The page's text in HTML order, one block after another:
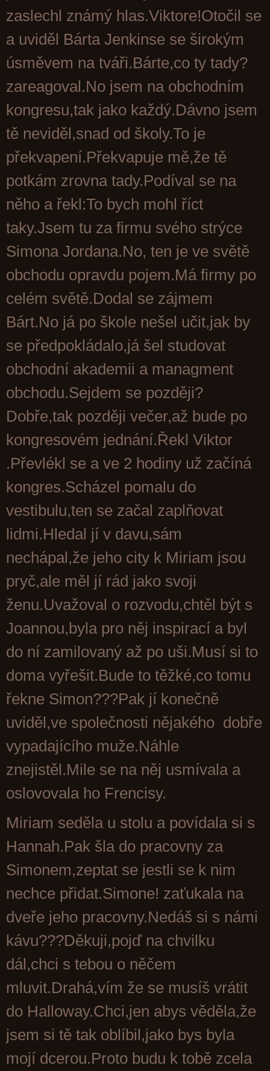
zaslechl známý hlas.Viktore!Otočil se
a uviděl Bárta Jenkinse se širokým
úsměvem na tváři.Bárte,co ty tady?
zareagoval.No jsem na obchodním
kongresu,tak jako každý.Dávno jsem
tě neviděl,snad od školy.To je
překvapení.Překvapuje mě,že tě
potkám zrovna tady.Podíval se na
něho a řekl:To bych mohl říct
taky.Jsem tu za firmu svého strýce
Simona Jordana.No, ten je ve světě
obchodu opravdu pojem.Má firmy po
celém světě.Dodal se zájmem
Bárt.No já po škole nešel učit,jak by
se předpokládalo,já šel studovat
obchodní akademii a managment
obchodu.Sejdem se později?
Dobře,tak později večer,až bude po
kongresovém jednání.Řekl Viktor
.Převlékl se a ve 2 hodiny už začíná
kongres.Scházel pomalu do
vestibulu,ten se začal zaplňovat
lidmi.Hledal jí v davu,sám
nechápal,že jeho city k Miriam jsou
pryč,ale měl jí rád jako svoji
ženu.Uvažoval o rozvodu,chtěl být s
Joannou,byla pro něj inspirací a byl
do ní zamilovaný až po uši.Musí si to
doma vyřešit.Bude to těžké,co tomu
řekne Simon???Pak jí konečně
uviděl,ve společnosti nějakého dobře
vypadajícího muže.Náhle
znejistěl.Mile se na něj usmívala a
oslovovala ho Frencisy.
Miriam seděla u stolu a povídala si s
Hannah.Pak šla do pracovny za
Simonem,zeptat se jestli se k nim
nechce přidat.Simone! zaťukala na
dveře jeho pracovny.Nedáš si s námi
kávu???Děkuji,pojď na chvilku
dál,chci s tebou o něčem
mluvit.Drahá,vím že se musíš vrátit
do Halloway.Chci,jen abys věděla,že
jsem si tě tak oblíbil,jako bys byla
mojí dcerou.Proto budu k tobě zcela